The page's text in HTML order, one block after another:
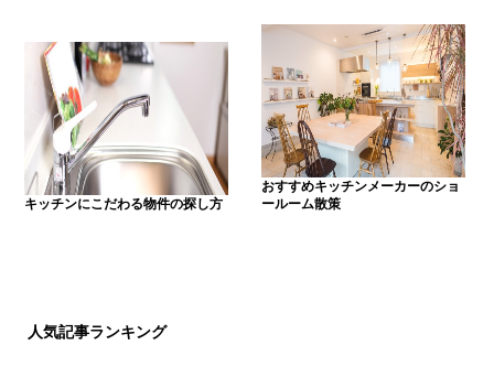
キッチンにこだわる物件の探し方
おすすめキッチンメーカーのショ
ールーム散策
人気記事ランキング